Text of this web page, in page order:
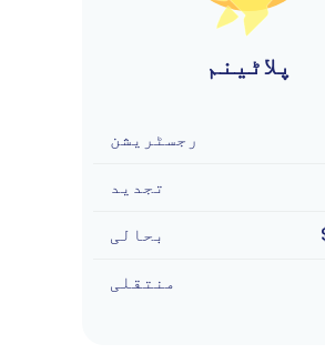
پلاٹینم
رجسٹریشن
تجدید
بحالی
منتقلی